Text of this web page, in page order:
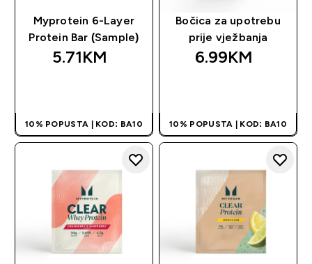
Myprotein 6-Layer
Protein Bar (Sample)
5.71KM‎
10% POPUSTA | KOD: BA10
Bočica za upotrebu
prije vježbanja
6.99KM‎
10% POPUSTA | KOD: BA10